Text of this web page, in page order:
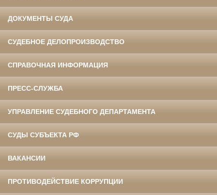
ДОКУМЕНТЫ СУДА
СУДЕБНОЕ ДЕЛОПРОИЗВОДСТВО
СПРАВОЧНАЯ ИНФОРМАЦИЯ
ПРЕСС-СЛУЖБА
УПРАВЛЕНИЕ СУДЕБНОГО ДЕПАРТАМЕНТА
СУДЫ СУБЪЕКТА РФ
ВАКАНСИИ
ПРОТИВОДЕЙСТВИЕ КОРРУПЦИИ